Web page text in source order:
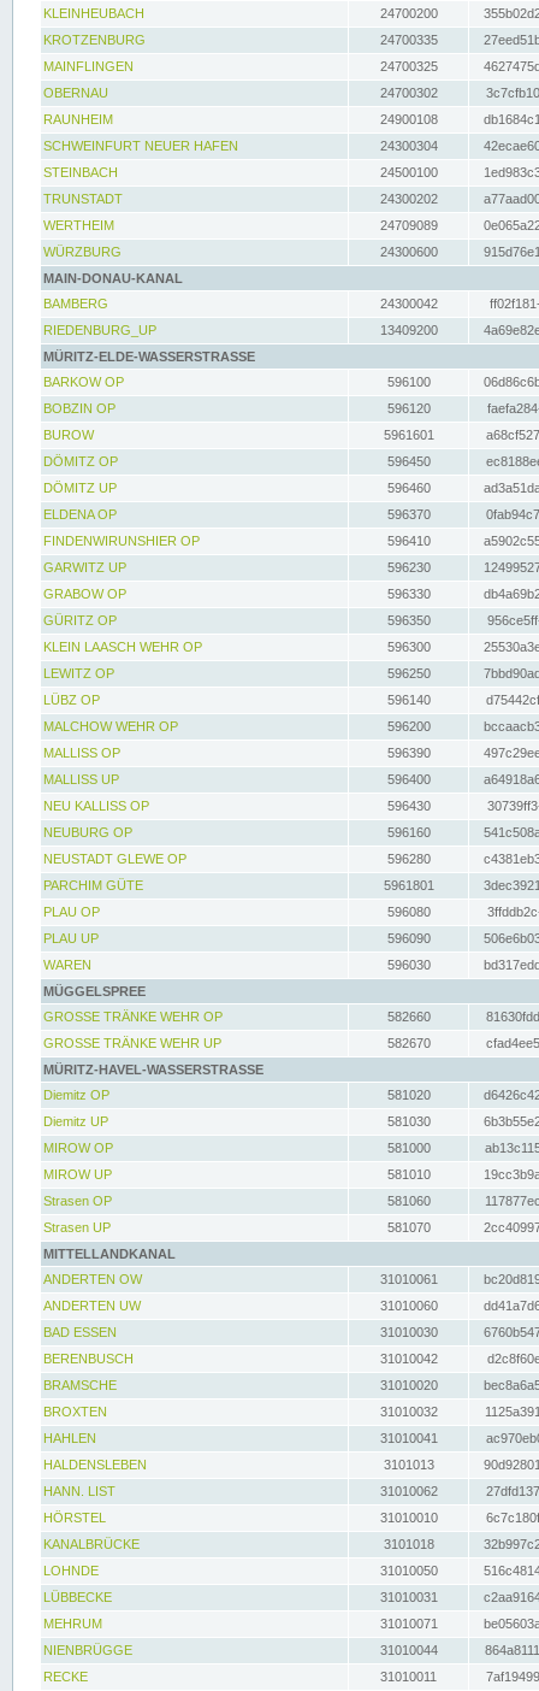
KLEINHEUBACH 24700200
KROTZENBURG
24700335
MAINFLINGEN
24700325
OBERNAU
24700302
RAUNHEIM
24900108
SCHWEINFURT NEUER HAFEN
24300304
STEINBACH
24500100
TRUNSTADT
24300202
WERTHEIM
24709089
WÜRZBURG
24300600
MAIN-DONAU-KANAL
BAMBERG
24300042
RIEDENBURG_UP
13409200
MÜRITZ-ELDE-WASSERSTRASSE
BARKOW OP
596100
BOBZIN OP
596120
BUROW
5961601
DÖMITZ OP
596450
DÖMITZ UP
596460
ELDENA OP
596370
FINDENWIRUNSHIER OP
596410
GARWITZ UP
596230
GRABOW OP
596330
GÜRITZ OP
596350
KLEIN LAASCH WEHR OP
596300
LEWITZ OP
596250
LÜBZ OP
596140
MALCHOW WEHR OP
596200
MALLISS OP
596390
MALLISS UP
596400
NEU KALLISS OP
596430
NEUBURG OP
596160
NEUSTADT GLEWE OP
596280
PARCHIM GÜTE
5961801
PLAU OP
596080
PLAU UP
596090
WAREN
596030
MÜGGELSPREE
GROSSE TRÄNKE WEHR OP
582660
GROSSE TRÄNKE WEHR UP
582670
MÜRITZ-HAVEL-WASSERSTRASSE
Diemitz OP
581020
Diemitz UP
581030
MIROW OP
581000
MIROW UP
581010
Strasen OP
581060
Strasen UP
581070
MITTELLANDKANAL
ANDERTEN OW
31010061
ANDERTEN UW
31010060
BAD ESSEN
31010030
BERENBUSCH
31010042
BRAMSCHE
31010020
BROXTEN
31010032
HAHLEN
31010041
HALDENSLEBEN
3101013
HANN. LIST
31010062
HÖRSTEL
31010010
KANALBRÜCKE
3101018
LOHNDE
31010050
LÜBBECKE
31010031
MEHRUM
31010071
NIENBRÜGGE
31010044
RECKE
31010011